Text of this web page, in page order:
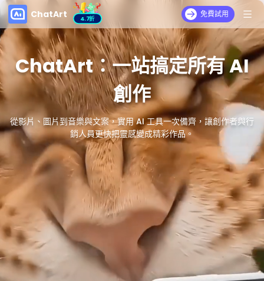
ChatArt 4.7折 免費試用
ChatArt：一站搞定所有 AI
創作
從影片、圖片到音樂與文案，實用 AI 工具一次備齊，讓創作者與行
銷人員更快把靈感變成精彩作品。